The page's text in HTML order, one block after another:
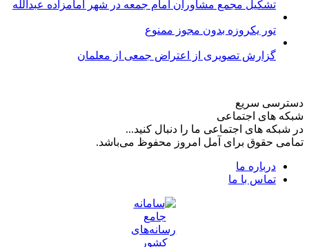
تشکیل مجمع مشاوران امام جمعه در شهر امامزاده عبدالله
تور یکروزه بدون مجوز ممنوع
گزارش تصویری از اعتراض جمعی از معلمان
دسترسی سریع
شبکه های اجتماعی
در شبکه های اجتماعی ما را دنبال کنید...
تمامی حقوق برای آمل امروز محفوظ می‌باشد.
درباره ما
تماس با ما